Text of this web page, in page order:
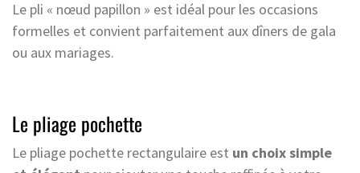
Le pli « nœud papillon » est idéal pour les occasions
formelles et convient parfaitement aux dîners de gala
ou aux mariages.
Le pliage pochette
Le pliage pochette rectangulaire est un choix simple